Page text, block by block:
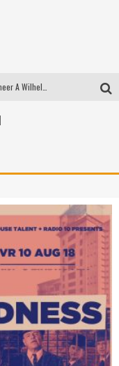
Shorts #149 met onder meer No Cure, Eva Under Fire, The Hu en Sleeping With Sirens